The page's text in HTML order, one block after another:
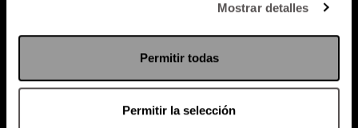
Mostrar detalles
Permitir todas
Permitir la selección
Política de Privacidad
RADIO MARTHA